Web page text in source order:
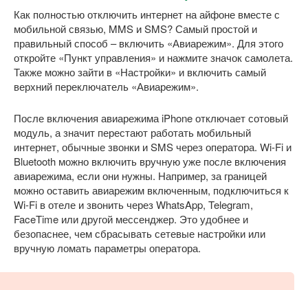
Как полностью отключить интернет на айфоне вместе с
мобильной связью, MMS и SMS? Самый простой и
правильный способ – включить «Авиарежим». Для этого
откройте «Пункт управления» и нажмите значок самолета.
Также можно зайти в «Настройки» и включить самый
верхний переключатель «Авиарежим».
После включения авиарежима iPhone отключает сотовый
модуль, а значит перестают работать мобильный
интернет, обычные звонки и SMS через оператора. Wi-Fi и
Bluetooth можно включить вручную уже после включения
авиарежима, если они нужны. Например, за границей
можно оставить авиарежим включенным, подключиться к
Wi-Fi в отеле и звонить через WhatsApp, Telegram,
FaceTime или другой мессенджер. Это удобнее и
безопаснее, чем сбрасывать сетевые настройки или
вручную ломать параметры оператора.